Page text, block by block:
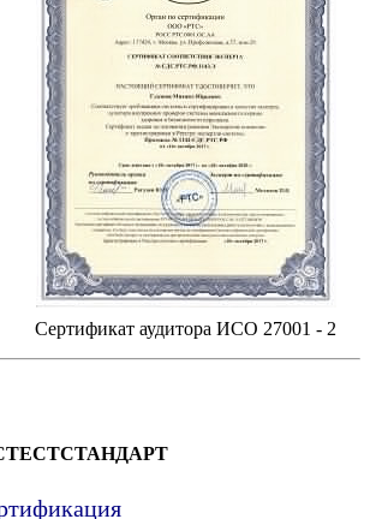
Сертификат аудитора ИСО 27001 - 2